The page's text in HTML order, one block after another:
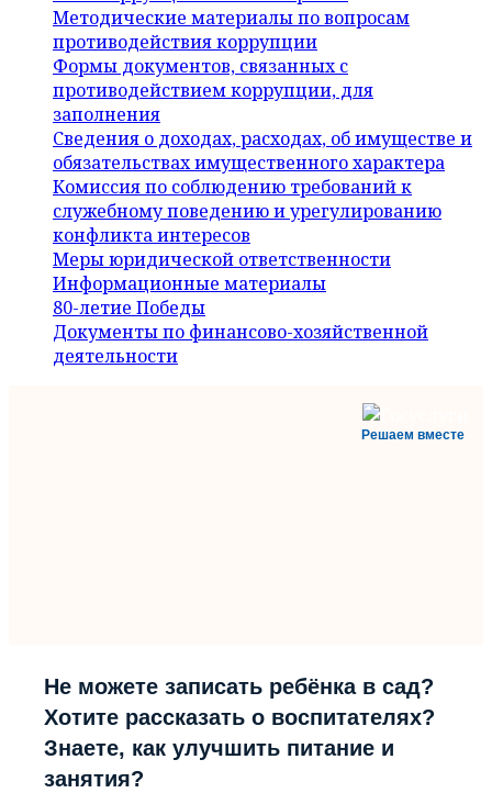
Методические материалы по вопросам
противодействия коррупции
Формы документов, связанных с
противодействием коррупции, для
заполнения
Сведения о доходах, расходах, об имуществе и
обязательствах имущественного характера
Комиссия по соблюдению требований к
служебному поведению и урегулированию
конфликта интересов
Меры юридической ответственности
Информационные материалы
80-летие Победы
Документы по финансово-хозяйственной
деятельности
Решаем вместе
Не можете записать ребёнка в сад?
Хотите рассказать о воспитателях?
Знаете, как улучшить питание и
занятия?